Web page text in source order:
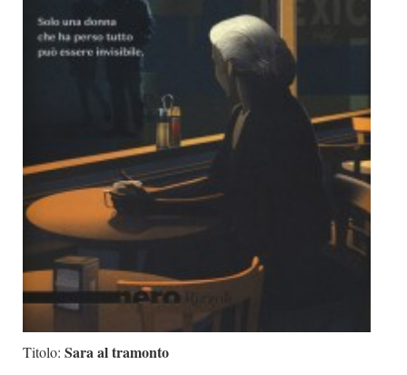
Giallo Stresa
Premio Chiara
Salone di Torino
Marketing
Titolo: Sara al tramonto